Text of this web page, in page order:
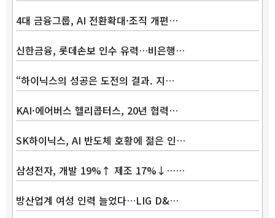
4대 금융그룹, AI 전환확대·조직 개편…
신한금융, 롯데손보 인수 유력…비은행…
“하이닉스의 성공은 도전의 결과. 지…
KAI·에어버스 헬리콥터스, 20년 협력…
SK하이닉스, AI 반도체 호황에 젊은 인…
삼성전자, 개발 19%↑ 제조 17%↓……
방산업계 여성 인력 늘었다…LIG D&…